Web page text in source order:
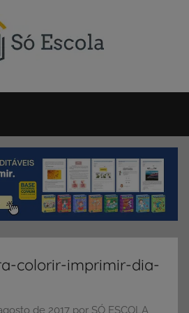
colorir-imprimir-dia-
de 2017 por SÓ ESCOLA